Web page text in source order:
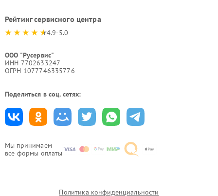
Мы принимаем
все формы оплаты
Рейтинг сервисного центра
4.9-5.0
ООО "Русервис"
ИНН 7702633247
ОГРН 1077746335776
Поделиться в соц. сетях:
Политика конфиденциальности